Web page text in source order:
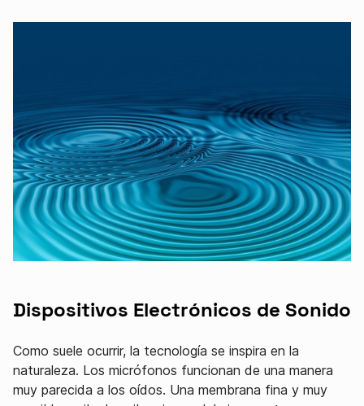
Dispositivos Electrónicos de Sonido
Como suele ocurrir, la tecnología se inspira en la
naturaleza. Los micrófonos funcionan de una manera
muy parecida a los oídos. Una membrana fina y muy